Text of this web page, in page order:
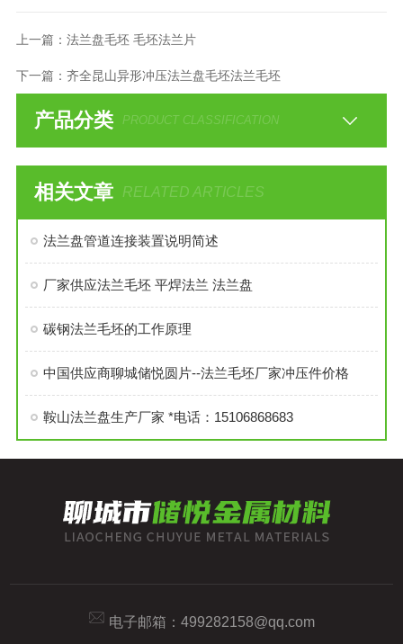
上一篇： 法兰盘毛坯 毛坯法兰片
下一篇： 齐全昆山异形冲压法兰盘毛坯法兰毛坯
产品分类 PRODUCT CLASSIFICATION
相关文章 RELATED ARTICLES
法兰盘管道连接装置说明简述
厂家供应法兰毛坯 平焊法兰 法兰盘
碳钢法兰毛坯的工作原理
中国供应商聊城储悦圆片--法兰毛坯厂家冲压件价格
鞍山法兰盘生产厂家 *电话：15106868683
电子邮箱： 499282158@qq.com